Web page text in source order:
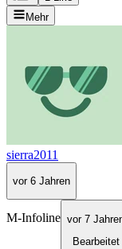
Mehr
sierra2011
vor 6 Jahren
M-Infoline vor 7
Bearbeitet